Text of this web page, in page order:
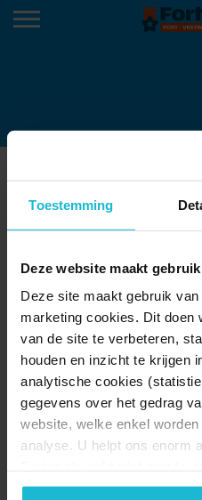
Toestemming
Deze website maakt
Deze site maakt gebruik
marketing cookies. Dit doen
van de site te verbeteren,
houden en inzicht te krijgen
analytische cookies
gegevens over het gedrag
website, welke enkel
analyse. U helpt ons enorm
geen commerciële